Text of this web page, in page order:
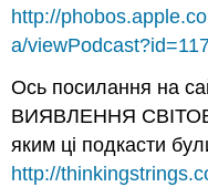
http://
a/
Ось посилання на
ВИЯВЛЕННЯ
яким ці подкасти
http://